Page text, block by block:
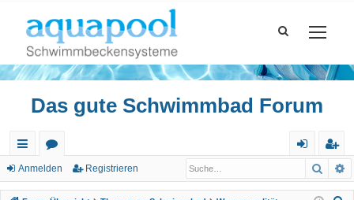
Das gute Schwimmbad Forum
ch
ne
or
en m
eg
ist
Anmelden Registrieren